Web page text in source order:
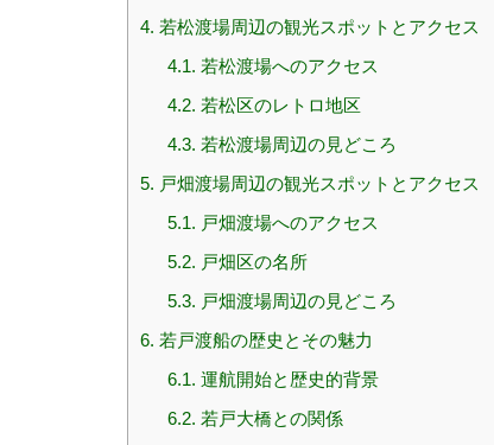
4. 若松渡場周辺の観光スポットとアクセス
4.1. 若松渡場へのアクセス
4.2. 若松区のレトロ地区
4.3. 若松渡場周辺の見どころ
5. 戸畑渡場周辺の観光スポットとアクセス
5.1. 戸畑渡場へのアクセス
5.2. 戸畑区の名所
5.3. 戸畑渡場周辺の見どころ
6. 若戸渡船の歴史とその魅力
6.1. 運航開始と歴史的背景
6.2. 若戸大橋との関係